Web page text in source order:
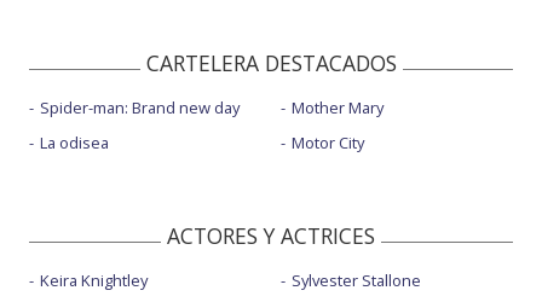
CARTELERA DESTACADOS
Spider-man: Brand new day
La odisea
Mother Mary
Motor City
ACTORES Y ACTRICES
Keira Knightley
Sylvester Stallone